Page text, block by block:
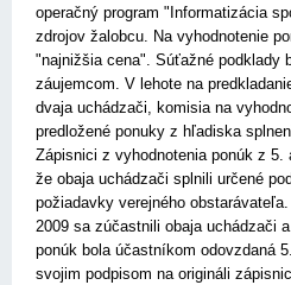
operačný program "Informatizácia
zdrojov žalobcu. Na vyhodnotenie
"najnižšia cena". Súťažné podklady
záujemcom. V lehote na
dvaja uchádzači, komisia na
predložené ponuky z hľadiska
Zápisnici z vyhodnotenia ponúk z 5.
že obaja uchádzači splnili určené
požiadavky verejného
2009 sa zúčastnili obaja uchádzači
ponúk bola účastníkom odovzdaná
svojim podpisom na origináli